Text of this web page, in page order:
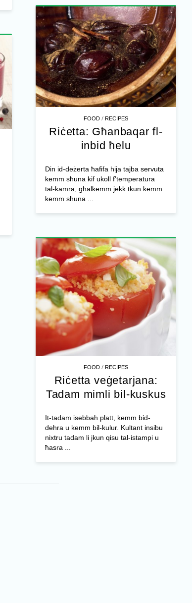
FOOD /RECIPES
Riċetta: Għanbaqar fl-
inbid ħelu
Din id-deżerta ħafifa hija tajba servuta
kemm sħuna kif ukoll f’temperatura
tal-kamra, għalkemm jekk tkun kemm
kemm sħuna ...
FOOD /RECIPES
Riċetta veġetarjana:
Tadam mimli bil-kuskus
It-tadam isebbaħ platt, kemm bid-
dehra u kemm bil-kulur. Kultant insibu
nixtru tadam li jkun qisu tal-istampi u
ħasra ...